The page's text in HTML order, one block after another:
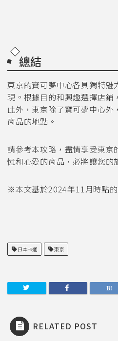
總結
東京的寶可夢中心各具獨特魅
現。根據目的和興趣選擇店鋪
此外，東京除了寶可夢中心外
商品的地點。
請參考本攻略，盡情享受東京
憶和心愛的商品，必將讓您的
※本文基於2024年11月時點
日本卡通 東京
RELATED POST